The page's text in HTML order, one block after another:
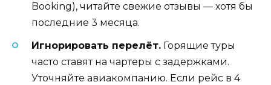
Booking), читайте свежие отзывы — хотя бы
последние 3 месяца.
Игнорировать перелёт. Горящие туры
часто ставят на чартеры с задержками.
Уточняйте авиакомпанию. Если рейс в 4